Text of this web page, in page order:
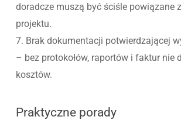
doradcze muszą być ściśle powiązane
projektu.
7. Brak dokumentacji potwierdzającej
– bez protokołów, raportów i faktur nie
kosztów.
Praktyczne porady